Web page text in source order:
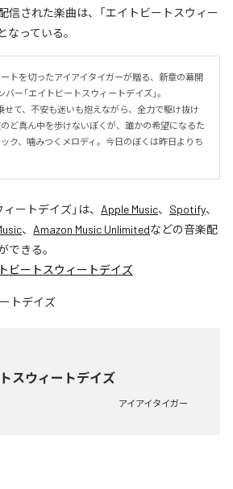
信された楽曲は、「エイトビートスウィー
なっている。
トを切ったアイアイタイガーが贈る、新章の幕開
ー「エイトビートスウィートデイズ」。
せて、不安も迷いも抱えながら、全力で駆け抜け
ど真ん中を歩けないぼくが、誰かの希望になるた
ク、噛みつくメロディ。今日のぼくは昨日よりち
ィートデイズ」は、 Apple Music、 Spotify、
、 Amazon Music Unlimitedなどの音楽配
できる。
ビートスウィートデイズ
スウィートデイズ
アイアイタイガー